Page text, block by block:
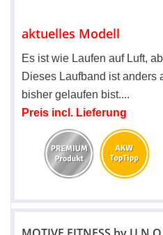
aktuelles Modell
Es ist wie Laufen auf Luft,
Dieses Laufband ist anders
bisher gelaufen bist....
Preis incl. Lieferung